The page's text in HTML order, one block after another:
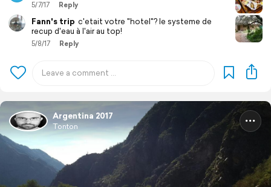
5/7/17 Reply
Fann's trip c'etait votre "hotel"? le systeme de
recup d'eau à l'air au top!
5/8/17 Reply
Argentina 2017
Tonton